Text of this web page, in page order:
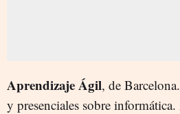
Aprendizaje Ágil, de
y presenciales sobre